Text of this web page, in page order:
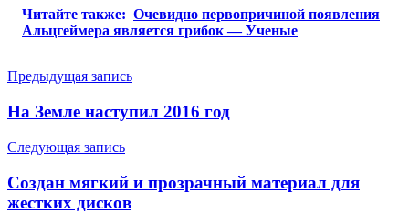
Читайте также: Очевидно первопричиной появления
Альцгеймера является грибок — Ученые
Навигация
по
Предыдущая запись
На Земле наступил 2016 год
Следующая запись
Создан мягкий и прозрачный материал для
жестких дисков